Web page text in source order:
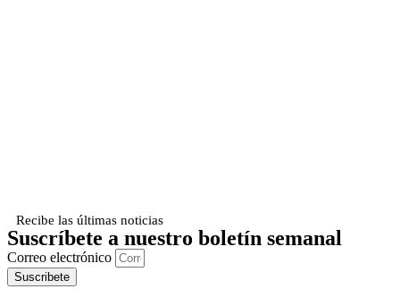
Recibe las últimas noticias
Suscríbete a nuestro boletín semanal
Correo electrónico
Suscribete